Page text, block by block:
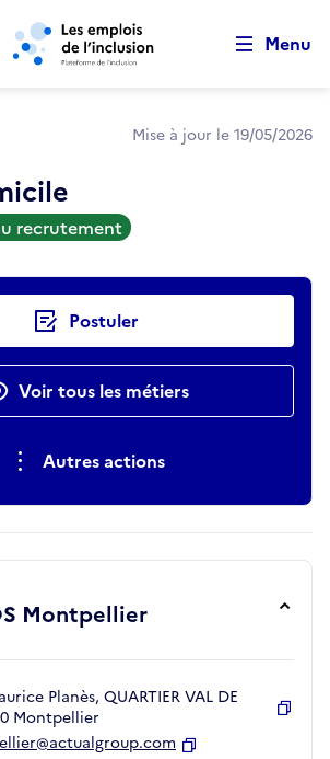
Aller au contenu principal
Menu
Mise à jour le 19/05/2026
recrutement
Postuler
Voir tous les métiers
Autres actions
Montpellier
Planès, QUARTIER VAL DE
Montpellier
pagecookies